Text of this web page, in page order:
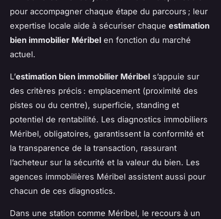
pour accompagner chaque étape du parcours ; leur
expertise locale aide à sécuriser chaque estimation
bien immobilier Méribel en fonction du marché
actuel.
L’estimation bien immobilier Méribel s’appuie sur
des critères précis : emplacement (proximité des
pistes ou du centre), superficie, standing et
potentiel de rentabilité. Les diagnostics immobiliers
Méribel, obligatoires, garantissent la conformité et
la transparence de la transaction, rassurant
l’acheteur sur la sécurité et la valeur du bien. Les
agences immobilières Méribel assistent aussi pour
chacun de ces diagnostics.
Dans une station comme Méribel, le recours à un